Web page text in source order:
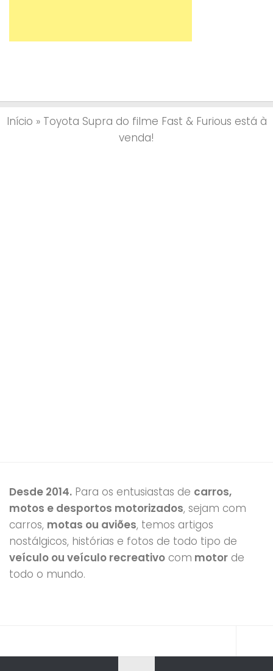
Início » Toyota Supra do filme Fast & Furious está à
venda!
Desde 2014. Para os entusiastas de carros,
motos e desportos motorizados, sejam com
carros, motas ou aviões, temos artigos
nostálgicos, histórias e fotos de todo tipo de
veículo ou veículo recreativo com motor de
todo o mundo.